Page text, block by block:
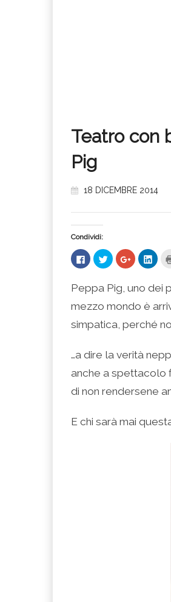
Teatro con
Pig
18 DICEMBRE 2014
Condividi:
Fai
clic
su
Facebook
apre
una
nuova
Fai
clic
condividere
su
(Si
in
una
Fai
clic
condividere
su
Google+
(Si
in
una
Fai
clic
su
(Si
in
una
Peppa Pig, uno dei
mezzo mondo è
simpatica, perché
…a dire la verità
anche a spettacolo
di non rendersene
E chi sarà mai